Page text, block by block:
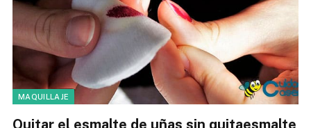
MAQUILLAJE
Quitar el esmalte de uñas sin quitaesmalte